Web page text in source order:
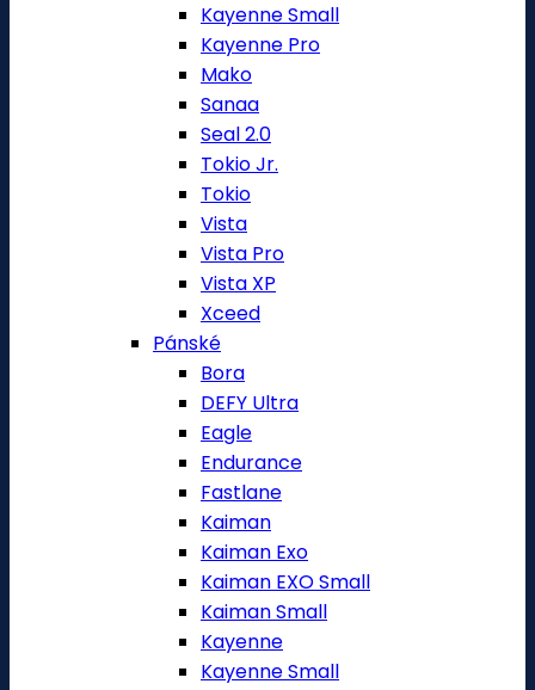
Kayenne Small
Kayenne Pro
Mako
Sanaa
Seal 2.0
Tokio Jr.
Tokio
Vista
Vista Pro
Vista XP
Xceed
Pánské
Bora
DEFY Ultra
Eagle
Endurance
Fastlane
Kaiman
Kaiman Exo
Kaiman EXO Small
Kaiman Small
Kayenne
Kayenne Small